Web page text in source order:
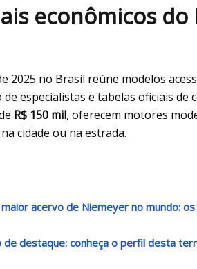
econômicos do
2025 no Brasil reúne modelos
especialistas e tabelas oficiais de
R$ 150 mil, oferecem motores
cidade ou na estrada.
acervo de Niemeyer no mundo:
destaque: conheça o perfil desta